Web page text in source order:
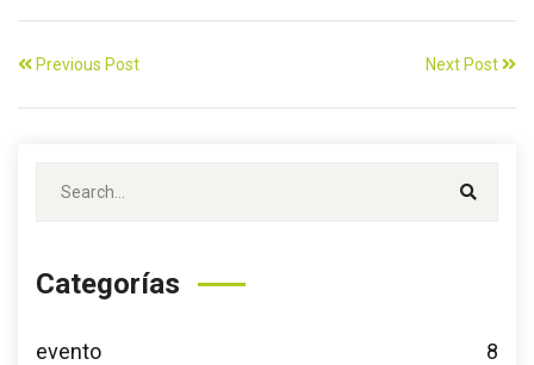
Previous Post Next Post
Categorías
evento 8